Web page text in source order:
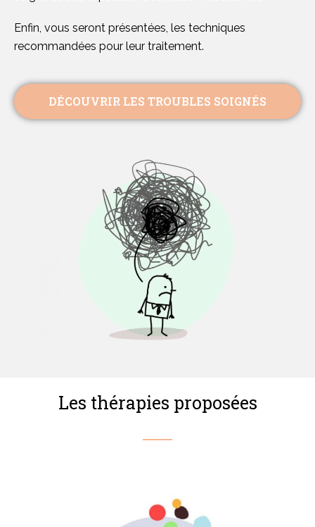
Enfin, vous seront présentées, les techniques
recommandées pour leur traitement.
DÉCOUVRIR LES TROUBLES SOIGNÉS
Les thérapies proposées